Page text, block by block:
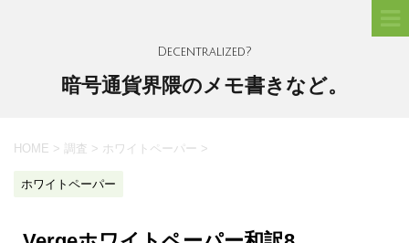
Decentralized?
暗号通貨界隈のメモ書きなど。
HOME > 調査 > ホワイトペーパー >
ホワイトペーパー